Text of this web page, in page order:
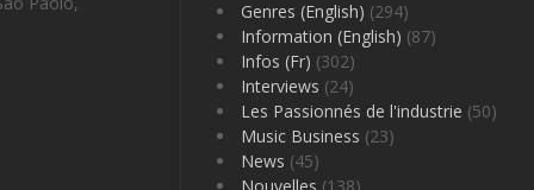
Genres (English) (294)
Information (English) (87)
Infos (Fr) (302)
Interviews (24)
Les Passionnés de l'industrie (50)
Music Business (23)
News (45)